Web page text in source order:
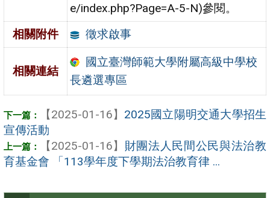
e/index.php?Page=A-5-N)參閱。
相關附件
徵求啟事
相關連結
國立臺灣師範大學附屬高級中學校
長遴選專區
【2025-01-16】 2025國立陽明交通大學招生
宣傳活動
【2025-01-16】 財團法人民間公民與法治教
育基金會 「113學年度下學期法治教育律 ...